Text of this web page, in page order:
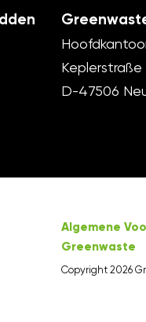
Keplerstraße
D-47506
Algemene
Greenwaste
Copyright 2026